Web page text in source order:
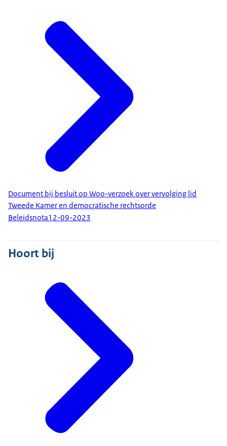
Document bij besluit op Woo-verzoek over vervolging lid
Tweede Kamer en democratische rechtsorde
Beleidsnota12-09-2023
Hoort bij